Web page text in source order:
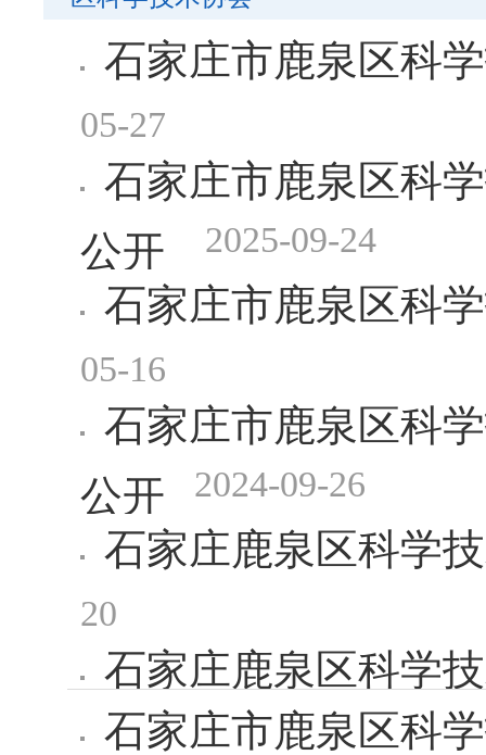
石家庄市鹿泉区科
05-27
石家庄市鹿泉区科
公开 2025-09-24
石家庄市鹿泉区科
05-16
石家庄市鹿泉区科
公开 2024-09-26
石家庄鹿泉区科学
20
石家庄鹿泉区科学
26石家庄市鹿泉区科